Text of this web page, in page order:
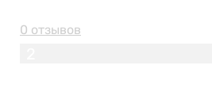
0 отзывов